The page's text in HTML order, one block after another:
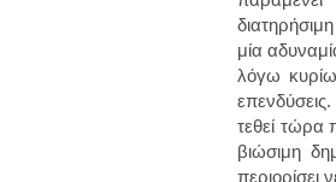
μία
λόγω
τεθεί τώρα
βιώσιμη
περιορίσει